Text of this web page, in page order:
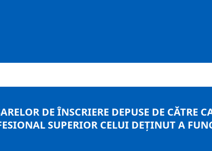
DE ÎNSCRIERE DEPUSE DE
SUPERIOR CELUI DEŢINUT A